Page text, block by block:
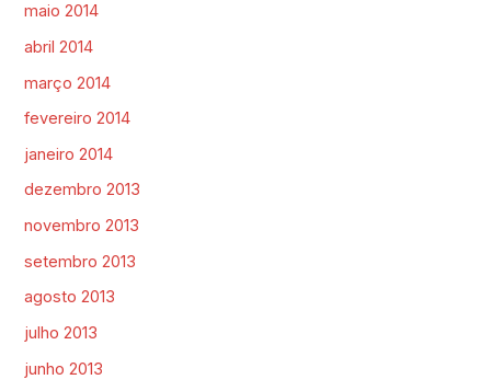
maio 2014
abril 2014
março 2014
fevereiro 2014
janeiro 2014
dezembro 2013
novembro 2013
setembro 2013
agosto 2013
julho 2013
junho 2013